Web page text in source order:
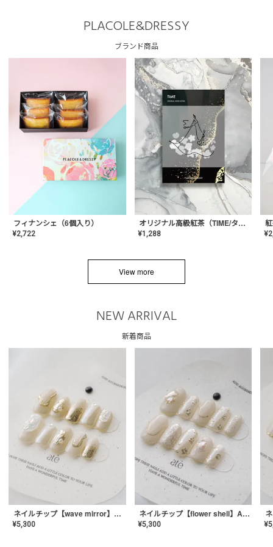
PLACOLE&DRESSY
ブランド商品
フィナンシェ（6個入り）
¥2,722
オリジナル高級紅茶（TIME/タイム）【ギフト/プチギフト/プレゼント/内祝い/結婚式/オリジナル配合/高品質/ハーブティー/茶葉/記念日/お返し/手土産/美容/おしゃれ】
¥1,288 ¥
View more
NEW ARRIVAL
新着商品
ネイルチップ【wave mirror】AE-CONA-04
¥5,300
ネイルチップ【flower shell】AE-CONA-03
¥5,300 ¥